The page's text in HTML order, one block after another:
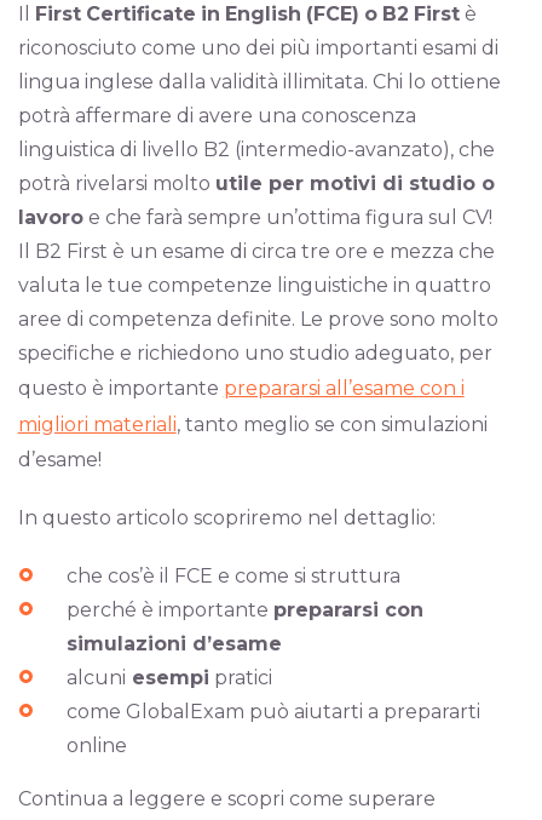
Il First Certificate in English (FCE) o B2 Firstè
riconosciuto come uno dei più importanti esami di
lingua inglese dalla validità illimitata. Chi lo ottiene
potrà affermare di avere una conoscenza
linguistica di livello B2 (intermedio-avanzato), che
potrà rivelarsi molto utile per motivi di studio o
lavoroe che farà sempre un’ottima figura sul CV!
Il B2 First è un esame di circa tre ore e mezza che
valuta le tue competenze linguistiche in quattro
aree di competenza definite. Le prove sono molto
specifiche e richiedono uno studio adeguato, per
questo è importante prepararsi all’esame con i
migliori materiali, tanto meglio se con simulazioni
d’esame!
In questo articolo scopriremo nel dettaglio:
che cos’è il FCE e come si struttura
perché è importante prepararsi con
simulazioni d’esame
alcuni esempi pratici
come GlobalExam può aiutarti a prepararti
online
Continua a leggere e scopri come superare